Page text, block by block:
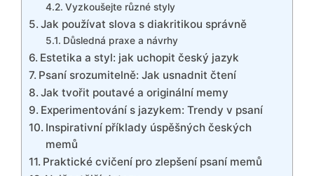
Vyzkoušejte různé styly
Jak používat slova s diakritikou správně
Důsledná praxe a návrhy
Estetika a styl: jak uchopit český jazyk
Psaní srozumitelně: Jak usnadnit čtení
Jak tvořit poutavé a originální memy
Experimentování s jazykem: Trendy v psaní
Inspirativní příklady úspěšných českých
memů
Praktické cvičení pro zlepšení psaní memů